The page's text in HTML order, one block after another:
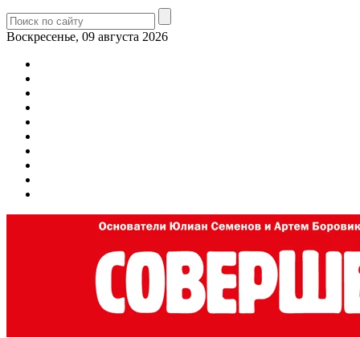
Воскресенье, 09 августа 2026